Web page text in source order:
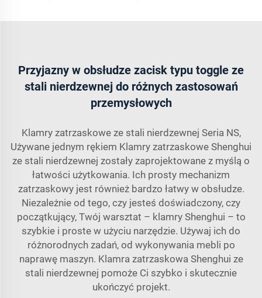
Przyjazny w obsłudze zacisk typu toggle ze
stali nierdzewnej do różnych zastosowań
przemysłowych
Klamry zatrzaskowe ze stali nierdzewnej Seria NS,
Używane jednym rękiem Klamry zatrzaskowe Shenghui
ze stali nierdzewnej zostały zaprojektowane z myślą o
łatwości użytkowania. Ich prosty mechanizm
zatrzaskowy jest również bardzo łatwy w obsłudze.
Niezależnie od tego, czy jesteś doświadczony, czy
początkujący, Twój warsztat – klamry Shenghui – to
szybkie i proste w użyciu narzędzie. Używaj ich do
różnorodnych zadań, od wykonywania mebli po
naprawę maszyn. Klamra zatrzaskowa Shenghui ze
stali nierdzewnej pomoże Ci szybko i skutecznie
ukończyć projekt.